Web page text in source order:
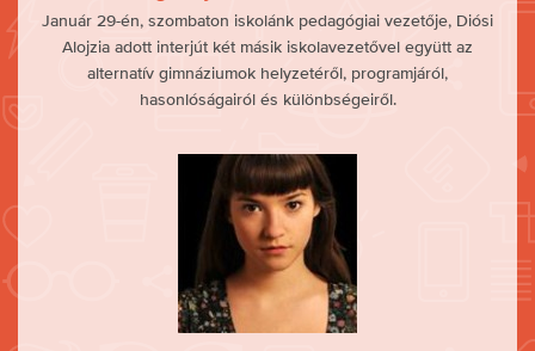
Január 29-én, szombaton iskolánk pedagógiai vezetője, Diósi
Alojzia adott interjút két másik iskolavezetővel együtt az
alternatív gimnáziumok helyzetéről, programjáról,
hasonlóságairól és különbségeiről.